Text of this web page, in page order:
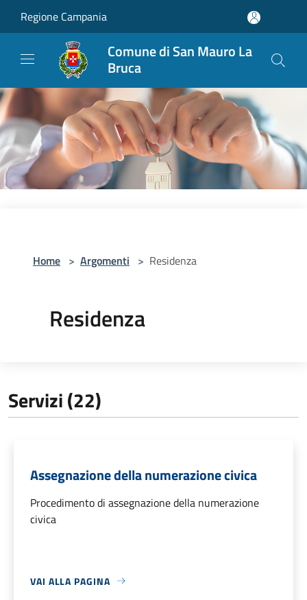
Regione Campania
Comune di San Mauro La
Bruca
Home > Argomenti > Residenza
Residenza
Servizi (22)
Assegnazione della numerazione civica
Procedimento di assegnazione della numerazione
civica
VAI ALLA PAGINA